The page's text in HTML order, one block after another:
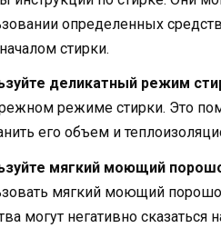
определенных
стирки.
деликатный режим
режиме стирки. Это
его объем и
мягкий моющий
мягкий моющий
могут негативно сказаться